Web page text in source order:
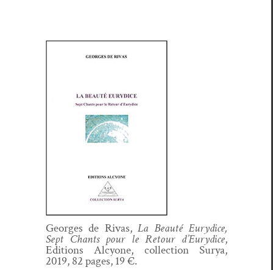
Georges de Rivas,La Beauté Eury­dice,
Sept Chants pour le Retour d’Eury­dice,
Edi­tions Alcy­one, col­lec­tion Surya,
2019, 82 pages, 19 €.